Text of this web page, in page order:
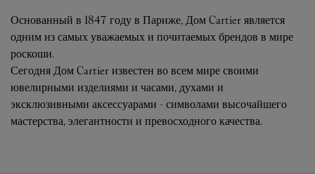
Основанный в 1847 году в Париже, Дом Cartier является
одним из самых уважаемых и почитаемых брендов в мире
роскоши.
Сегодня Дом Cartier известен во всем мире своими
ювелирными изделиями и часами, духами и
эксклюзивными аксессуарами - символами высочайшего
мастерства, элегантности и превосходного качества.